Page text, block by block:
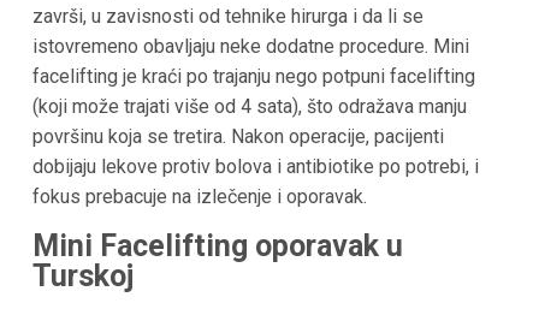
završi, u zavisnosti od tehnike hirurga i da li se
istovremeno obavljaju neke dodatne procedure. Mini
facelifting je kraći po trajanju nego potpuni facelifting
(koji može trajati više od 4 sata), što odražava manju
površinu koja se tretira. Nakon operacije, pacijenti
dobijaju lekove protiv bolova i antibiotike po potrebi, i
fokus prebacuje na izlečenje i oporavak.
Mini Facelifting oporavak u
Turskoj